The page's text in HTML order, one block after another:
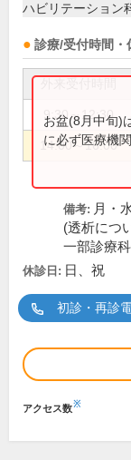
ハビリテーション
診療/受付時間・
9:30～12:30
14:00～16:00
お盆(8月中旬)
に必ず医療機
備考: 月・
(透析につ
一部診療
休診日: 日、祝
初診・再診
アクセス数※